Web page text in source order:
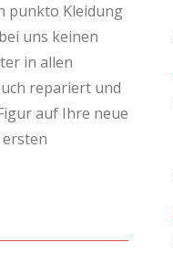
punkto Kleidung
uns keinen
in allen
repariert und
auf Ihre neue
ersten